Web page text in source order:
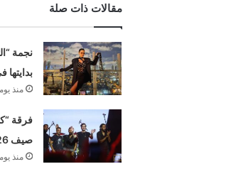
مقالات ذات صلة
نجمة
بدايتها
منذ
فرقة
صيف 2026
منذ